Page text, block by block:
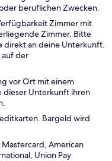
beruflichen Zwecken.
Zimmer mit
Zimmer. Bitte
direkt an deine Unterkunft.
auf der
vor Ort mit einem
dieser Unterkunft ihren
Bargeld wird
American
Union Pay